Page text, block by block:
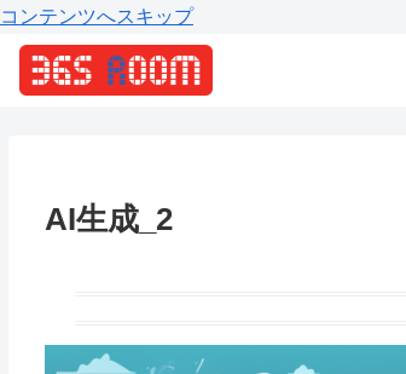
コンテンツへスキップ
AI生成_2